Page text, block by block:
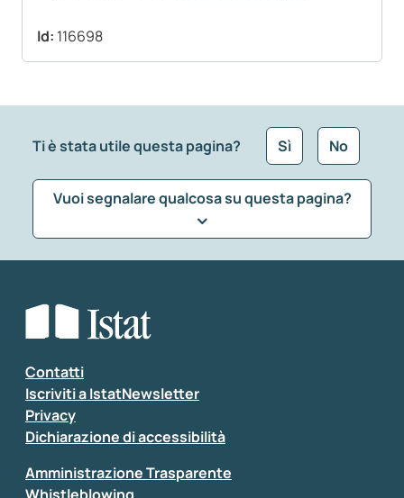
Id: 116698
Ti è stata utile questa pagina? Sì No
Vuoi segnalare qualcosa su questa pagina?
Seleziona la tipologia della segnalazione
Inserisci il tuo commento
Contatti
Iscriviti a IstatNewsletter
Privacy
Dichiarazione di accessibilità
Amministrazione Trasparente
Whistleblowing